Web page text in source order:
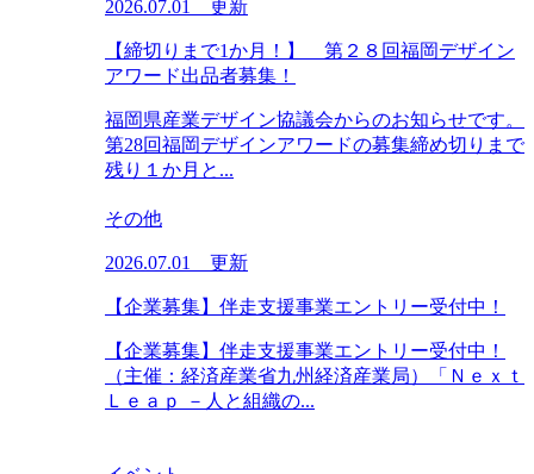
2026.07.01 更新
【締切りまで1か月！】 第２８回福岡デザイン
アワード出品者募集！
福岡県産業デザイン協議会からのお知らせです。
第28回福岡デザインアワードの募集締め切りまで
残り１か月と...
その他
2026.07.01 更新
【企業募集】伴走支援事業エントリー受付中！
【企業募集】伴走支援事業エントリー受付中！
（主催：経済産業省九州経済産業局）「Ｎｅｘｔ
Ｌｅａｐ －人と組織の...